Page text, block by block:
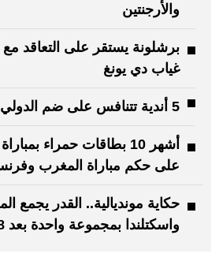
والأرجنتين
برشلونة يستقر على التعاقد
غياب دي يونغ
5 أندية تتنافس على ضم الدولي المغربي أوناحي
أشهر 10 بطاقات حمراء
على حكم مباراة المغرب
حكاية مونديالية.. القدر يجمع
واسكتلندا بمجموعة واحدة بعد 28 عاماً